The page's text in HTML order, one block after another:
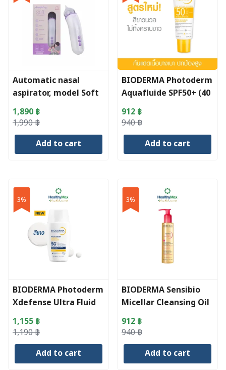
Automatic nasal
aspirator, model Soft
003
1,990฿
Original
price
1,890 ฿
Current
price
Add to cart
BIODERMA Photoderm
Aquafluide SPF50+ (40
ml)
940฿
Original
price
912 ฿
Current
price
Add to cart
3%
BIODERMA Photoderm
Xdefense Ultra Fluid
SPF50+ Invisible
1,190฿
Original
price
1,155 ฿
Current
price
Add to cart
3%
BIODERMA Sensibio
Micellar Cleansing Oil
940฿
Original
price
912 ฿
Current
price
Add to cart